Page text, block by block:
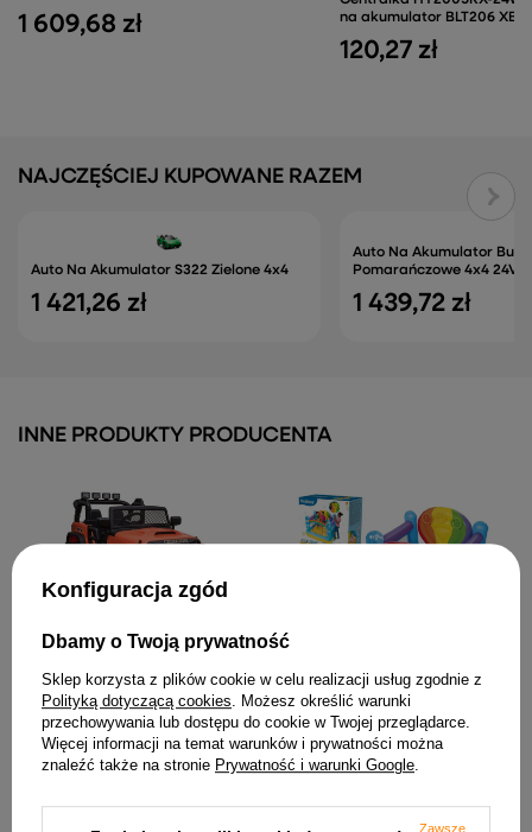
1 609,68 zł
na akumulator BLT206 XB-
120,27 zł
NAJCZĘŚCIEJ KUPOWANE RAZEM
Auto Na Akumulator S322 Zielone 4x4
1 421,26 zł
Auto Na Akumulator
Pomarańczowe 4x4 24V
1 439,72 zł
INNE PRODUKTY PRODUCENTA
Auto Terenowe Na
Światła LED MP3 Pilot
Pomarańczowy
1 481,39 zł
Konfiguracja zgód
Dbamy o Twoją prywatność
Sklep korzysta z plików cookie w celu realizacji usług zgodnie z
Polityką dotyczącą cookies . Możesz określić warunki
przechowywania lub dostępu do cookie w Twojej przeglądarce.
Więcej informacji na temat warunków i prywatności można
znaleźć także na stronie Prywatność i warunki Google
Zawsze